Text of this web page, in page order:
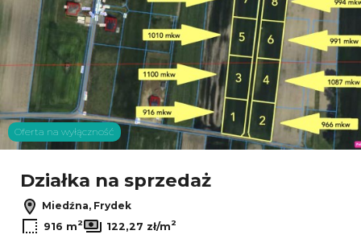
Oferta na wyłączność
Działka na sprzedaż
Miedźna, Frydek
916 m2 122,27 zł/m2